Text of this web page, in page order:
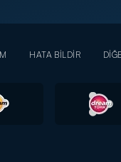
HATA BİLDİR